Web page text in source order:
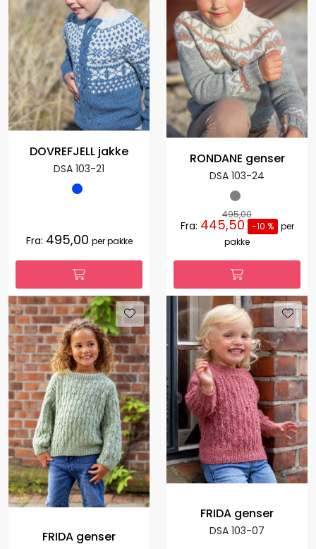
DOVREFJELL jakke
DSA 103-21
Fra: 495,00 per pakke
RONDANE genser
DSA 103-24
495,00
Fra: 445,50 -10 %
per
pakke
FRIDA genser
FRIDA genser
DSA 103-07